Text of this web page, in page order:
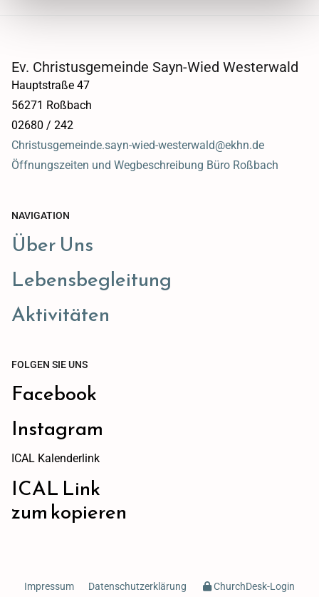
Ev. Christusgemeinde Sayn-Wied Westerwald
Hauptstraße 47
56271 Roßbach
02680 / 242
Christusgemeinde.sayn-wied-westerwald@ekhn.de
Öffnungszeiten und Wegbeschreibung Büro Roßbach
NAVIGATION
Über Uns
Lebensbegleitung
Aktivitäten
FOLGEN SIE UNS
Facebook
Instagram
ICAL Kalenderlink
ICAL Link
zum kopieren
Impressum Datenschutzerklärung ChurchDesk-Login